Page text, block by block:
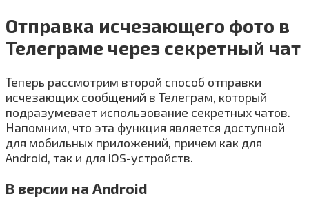
Отправка исчезающего фото в
Телеграме через секретный чат
Теперь рассмотрим второй способ отправки
исчезающих сообщений в Телеграм, который
подразумевает использование секретных чатов.
Напомним, что эта функция является доступной
для мобильных приложений, причем как для
Android, так и для iOS-устройств.
В версии на Android